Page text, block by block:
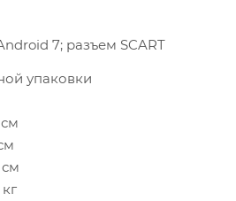
7; разъем SCART
упаковки